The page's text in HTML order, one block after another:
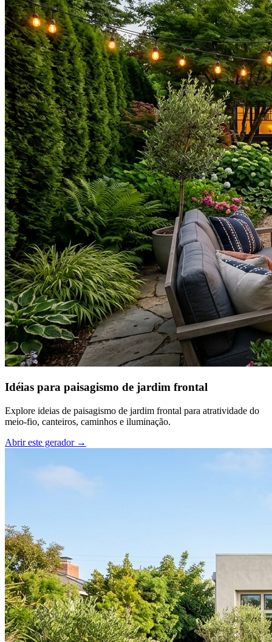
Idéias para paisagismo de jardim frontal
Explore ideias de paisagismo de jardim frontal para atratividade do
meio-fio, canteiros, caminhos e iluminação.
Abrir este gerador→